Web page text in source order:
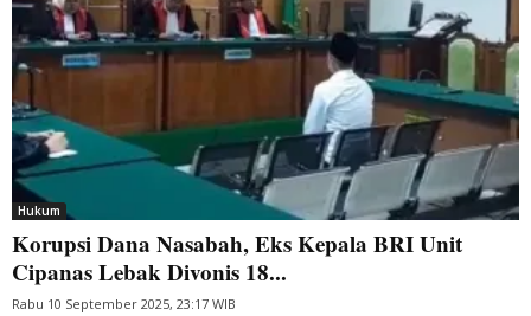
Hukum
Korupsi Dana Nasabah, Eks Kepala BRI Unit
Cipanas Lebak Divonis 18...
Rabu 10 September 2025, 23:17 WIB